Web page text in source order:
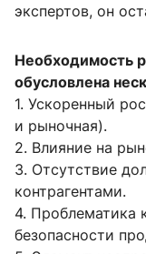
экспертов, он
Необходимость
обусловлена
1. Ускоренный
и рыночная).
2. Влияние на
3. Отсутствие
контрагентами.
4. Проблематика
безопасности